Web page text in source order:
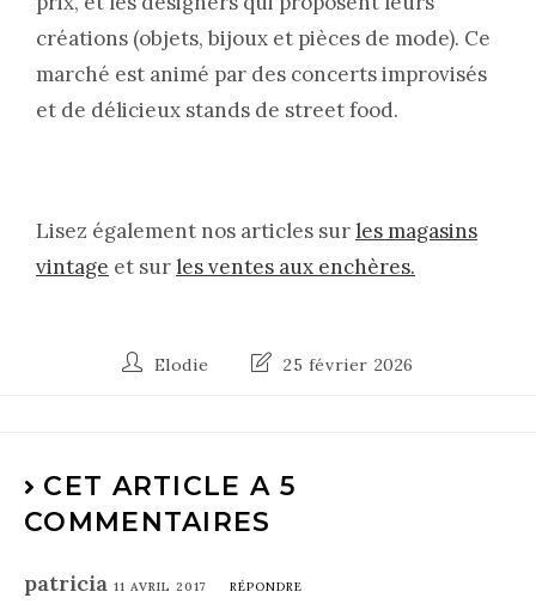
créations (objets, bijoux et pièces de mode). Ce
marché est animé par des concerts improvisés
et de délicieux stands de street food.
Lisez également nos articles surles magasins
vintage et surles ventes aux enchères.
Elodie 25 février 2026
CET ARTICLE A 5
COMMENTAIRES
patricia 11 AVRIL 2017 RÉPONDRE